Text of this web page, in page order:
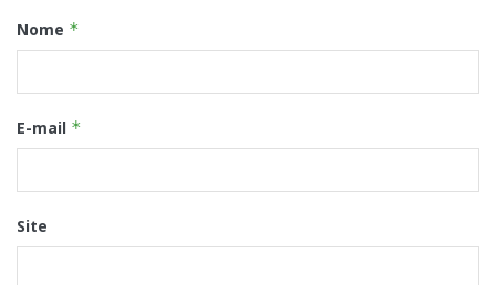
Nome *
E-mail *
Site